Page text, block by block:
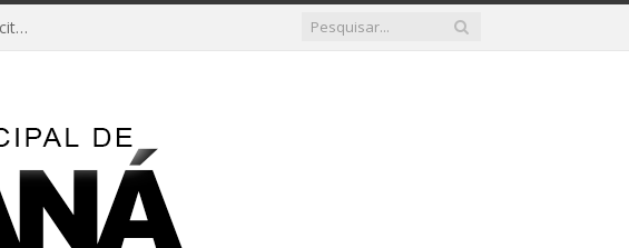
Câmara de Muaná aprova novas políticas para a agricultura e solicita reforma da Ponte do Reduto